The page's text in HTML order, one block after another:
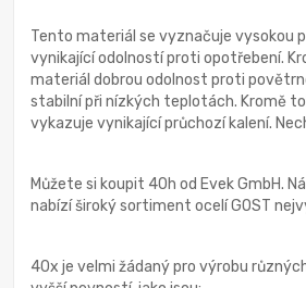
Tento materiál se vyznačuje vysokou
vynikající odolností proti opotřebení.
materiál dobrou odolnost proti
stabilní při nízkých teplotách. Kromě
vykazuje vynikající průchozí kalení.
Můžete si koupit 40h od Evek GmbH.
nabízí široký sortiment ocelí GOST
40x je velmi žádaný pro výrobu